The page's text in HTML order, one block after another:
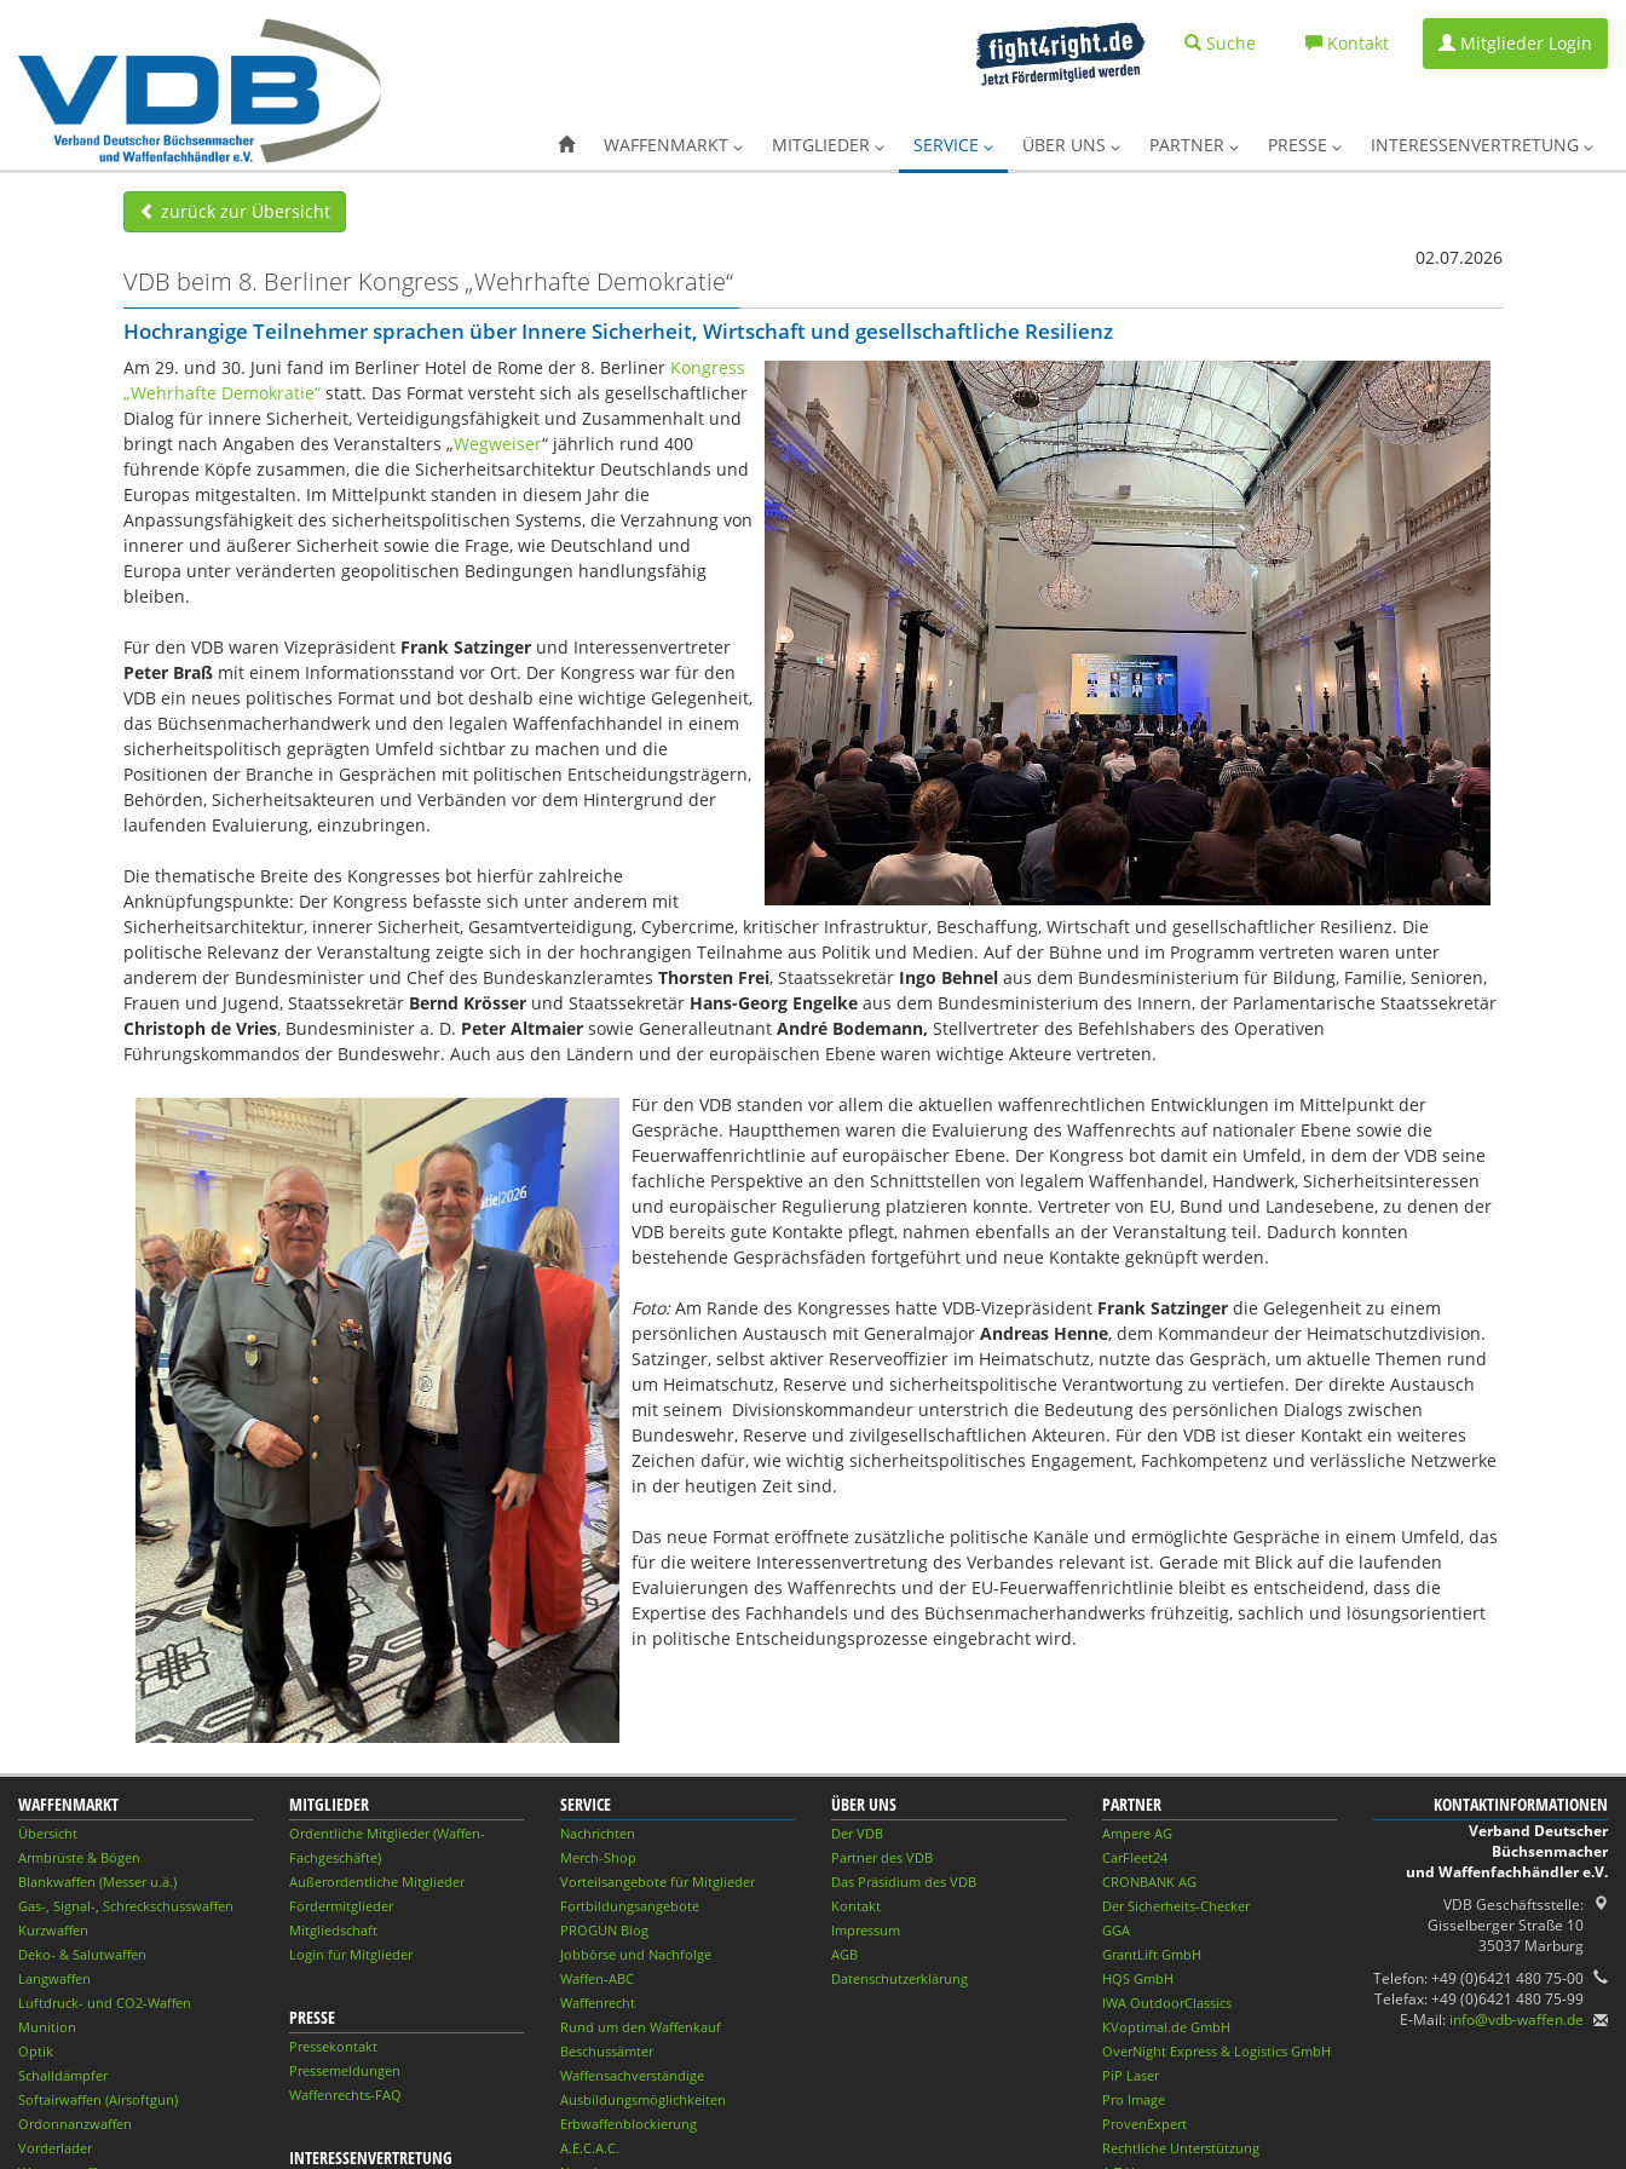
Suche Kontakt Mitglieder Login
WAFFENMARKT MITGLIEDER SERVICE ÜBER UNS PARTNER PRESSE INTERESSENVERTRETUNG
zurück zur Übersicht
02.07.2026
VDB beim 8. Berliner Kongress „Wehrhafte Demokratie“
Hochrangige Teilnehmer sprachen über Innere Sicherheit, Wirtschaft und gesellschaftliche Resilienz
Am 29. und 30. Juni fand im Berliner Hotel de Rome der 8. Berliner Kongress
„Wehrhafte Demokratie“ statt. Das Format versteht sich als gesellschaftlicher
Dialog für innere Sicherheit, Verteidigungsfähigkeit und Zusammenhalt und
bringt nach Angaben des Veranstalters „Wegweiser“ jährlich rund 400
führende Köpfe zusammen, die die Sicherheitsarchitektur Deutschlands und
Europas mitgestalten. Im Mittelpunkt standen in diesem Jahr die
Anpassungsfähigkeit des sicherheitspolitischen Systems, die Verzahnung von
innerer und äußerer Sicherheit sowie die Frage, wie Deutschland und
Europa unter veränderten geopolitischen Bedingungen handlungsfähig
bleiben.
Für den VDB waren Vizepräsident Frank Satzinger und Interessenvertreter
Peter Braß mit einem Informationsstand vor Ort. Der Kongress war für den
VDB ein neues politisches Format und bot deshalb eine wichtige Gelegenheit,
das Büchsenmacherhandwerk und den legalen Waffenfachhandel in einem
sicherheitspolitisch geprägten Umfeld sichtbar zu machen und die
Positionen der Branche in Gesprächen mit politischen Entscheidungsträgern,
Behörden, Sicherheitsakteuren und Verbänden vor dem Hintergrund der
laufenden Evaluierung, einzubringen.
Die thematische Breite des Kongresses bot hierfür zahlreiche
Anknüpfungspunkte: Der Kongress befasste sich unter anderem mit
Sicherheitsarchitektur, innerer Sicherheit, Gesamtverteidigung, Cybercrime, kritischer Infrastruktur, Beschaffung, Wirtschaft und gesellschaftlicher Resilienz. Die
politische Relevanz der Veranstaltung zeigte sich in der hochrangigen Teilnahme aus Politik und Medien. Auf der Bühne und im Programm vertreten waren unter
anderem der Bundesminister und Chef des Bundeskanzleramtes Thorsten Frei, Staatssekretär Ingo Behnel aus dem Bundesministerium für Bildung, Familie, Senioren,
Frauen und Jugend, Staatssekretär Bernd Krösser und Staatssekretär Hans-Georg Engelke aus dem Bundesministerium des Innern, der Parlamentarische Staatssekretär
Christoph de Vries, Bundesminister a. D. Peter Altmaier sowie Generalleutnant André Bodemann, Stellvertreter des Befehlshabers des Operativen
Führungskommandos der Bundeswehr. Auch aus den Ländern und der europäischen Ebene waren wichtige Akteure vertreten.
Für den VDB standen vor allem die aktuellen waffenrechtlichen Entwicklungen im Mittelpunkt der
Gespräche. Hauptthemen waren die Evaluierung des Waffenrechts auf nationaler Ebene sowie die
Feuerwaffenrichtlinie auf europäischer Ebene. Der Kongress bot damit ein Umfeld, in dem der VDB seine
fachliche Perspektive an den Schnittstellen von legalem Waffenhandel, Handwerk, Sicherheitsinteressen
und europäischer Regulierung platzieren konnte. Vertreter von EU, Bund und Landesebene, zu denen der
VDB bereits gute Kontakte pflegt, nahmen ebenfalls an der Veranstaltung teil. Dadurch konnten
bestehende Gesprächsfäden fortgeführt und neue Kontakte geknüpft werden.
Foto:Am Rande des Kongresses hatte VDB-Vizepräsident Frank Satzinger die Gelegenheit zu einem
persönlichen Austausch mit Generalmajor Andreas Henne, dem Kommandeur der Heimatschutzdivision.
Satzinger, selbst aktiver Reserveoffizier im Heimatschutz, nutzte das Gespräch, um aktuelle Themen rund
um Heimatschutz, Reserve und sicherheitspolitische Verantwortung zu vertiefen. Der direkte Austausch
mit seinem Divisionskommandeur unterstrich die Bedeutung des persönlichen Dialogs zwischen
Bundeswehr, Reserve und zivilgesellschaftlichen Akteuren. Für den VDB ist dieser Kontakt ein weiteres
Zeichen dafür, wie wichtig sicherheitspolitisches Engagement, Fachkompetenz und verlässliche Netzwerke
in der heutigen Zeit sind.
Das neue Format eröffnete zusätzliche politische Kanäle und ermöglichte Gespräche in einem Umfeld, das
für die weitere Interessenvertretung des Verbandes relevant ist. Gerade mit Blick auf die laufenden
Evaluierungen des Waffenrechts und der EU-Feuerwaffenrichtlinie bleibt es entscheidend, dass die
Expertise des Fachhandels und des Büchsenmacherhandwerks frühzeitig, sachlich und lösungsorientiert
in politische Entscheidungsprozesse eingebracht wird.
WAFFENMARKT
Übersicht
Armbrüste & Bögen
Blankwaffen (Messer u.ä.)
Gas-, Signal-, Schreckschusswaffen
Kurzwaffen
Deko- & Salutwaffen
Langwaffen
Luftdruck- und CO2-Waffen
Munition
Optik
Schalldämpfer
Softairwaffen (Airsoftgun)
Ordonnanzwaffen
Vorderlader
MITGLIEDER
Ordentliche Mitglieder (Waffen-
Fachgeschäfte)
Außerordentliche Mitglieder
Fördermitglieder
Mitgliedschaft
Login für Mitglieder
PRESSE
Pressekontakt
Pressemeldungen
Waffenrechts-FAQ
INTERESSENVERTRETUNG
SERVICE
Nachrichten
Merch-Shop
Vorteilsangebote für Mitglieder
Fortbildungsangebote
PROGUN Blog
Jobbörse und Nachfolge
Waffen-ABC
Waffenrecht
Rund um den Waffenkauf
Beschussämter
Waffensachverständige
Ausbildungsmöglichkeiten
Erbwaffenblockierung
A.E.C.A.C.
ÜBER UNS
Der VDB
Partner des VDB
Das Präsidium des VDB
Kontakt
Impressum
AGB
Datenschutzerklärung
PARTNER
Ampere AG
CarFleet24
CRONBANK AG
Der Sicherheits-Checker
GGA
GrantLift GmbH
HQS GmbH
IWA OutdoorClassics
KVoptimal.de GmbH
OverNight Express & Logistics GmbH
PiP Laser
Pro Image
ProvenExpert
Rechtliche Unterstützung
KONTAKTINFORMATIONEN
Verband Deutscher
Büchsenmacher
und Waffenfachhändler e.V.
VDB Geschäftsstelle:
Gisselberger Straße 10
35037 Marburg
Telefon: +49 (0)6421 480 75-00
Telefax: +49 (0)6421 480 75-99
E-Mail: info@vdb-waffen.de